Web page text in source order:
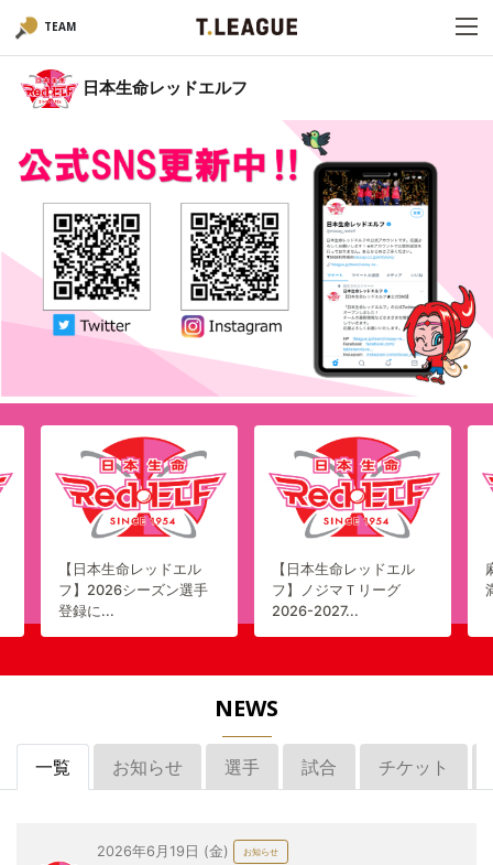
TEAM
日本生命レッドエルフ
【日本生命レッドエル
フ】2026シーズン選手
登録に...
【日本生命レッドエル
フ】ノジマＴリーグ
2026-2027...
NEWS
一覧 お知らせ 選手 試合 チケット
2026年6月19日 (金) お知らせ